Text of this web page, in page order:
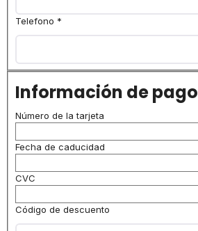
Telefono *
Información de pago
Número de la tarjeta
Fecha de caducidad
CVC
Código de descuento